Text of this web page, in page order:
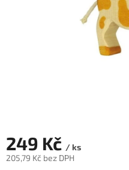
249 Kč / ks
205,79 Kč bez DPH